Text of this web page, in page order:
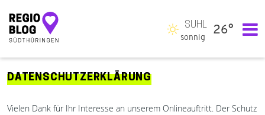
Hauptnavigation
SUHL
sonnig
26°
DATENSCHUTZERKLÄRUNG
Vielen Dank für Ihr Interesse an unserem Onlineauftritt. Der Schutz